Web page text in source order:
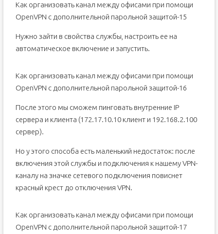
Как организовать канал между офисами при помощи
OpenVPN с дополнительной парольной защитой-15
Hужно зайти в свойства службы, настроить ее на
автоматическое включение и запустить.
Как организовать канал между офисами при помощи
OpenVPN с дополнительной парольной защитой-16
После этого мы сможем пинговать внутренние IP
сервера и клиента (172.17.10.10 клиент и 192.168.2.100
сервер).
Но у этого способа есть маленький недостаток: после
включения этой службы и подключения к нашему VPN-
каналу на значке сетевого подключения повиснет
красный крест до отключения VPN.
Как организовать канал между офисами при помощи
OpenVPN с дополнительной парольной защитой-17